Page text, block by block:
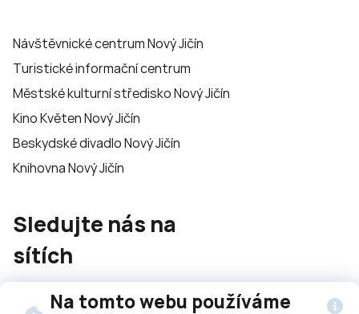
Na tomto webu používáme
Návštěvnické centrum Nový Jičín
Turistické informační centrum
Městské kulturní středisko Nový Jičín
Kino Květen Nový Jičín
Beskydské divadlo Nový Jičín
Knihovna Nový Jičín
Sledujte nás na
sítích